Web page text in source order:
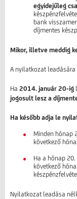
egyidejűleg
bank
díjmentes
Mikor, illetve meddig
A nyilatkozat leadására
Ha 2014. január 20-ig
jogosult lesz a
Ha később adja le
Minden hónap
következő
Ha a hónap
következő
Nyilatkozat leadása